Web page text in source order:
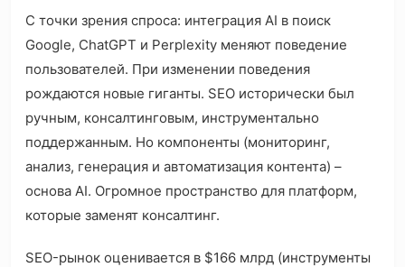
С точки зрения спроса: интеграция AI в поиск
Google, ChatGPT и Perplexity меняют поведение
пользователей. При изменении поведения
рождаются новые гиганты. SEO исторически был
ручным, консалтинговым, инструментально
поддержанным. Но компоненты (мониторинг,
анализ, генерация и автоматизация контента) –
основа AI. Огромное пространство для платформ,
которые заменят консалтинг.
SEO-рынок оценивается в $166 млрд (инструменты